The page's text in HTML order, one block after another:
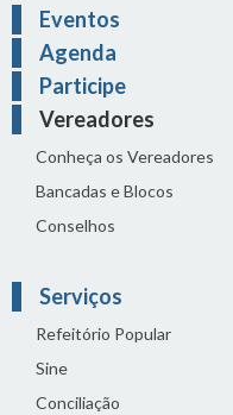
Eventos
Agenda
Participe
Vereadores
Conheça os Vereadores
Bancadas e Blocos
Conselhos
Serviços
Refeitório Popular
Sine
Conciliação